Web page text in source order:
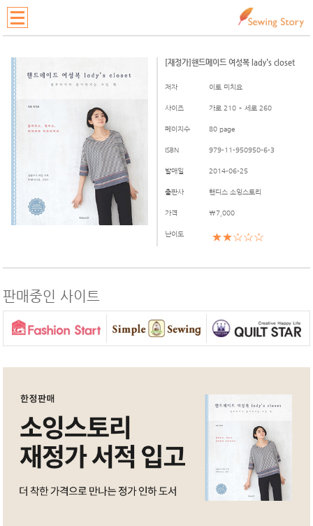
[재정가]핸드메이드 여성복 lady's closet
저자 이토 미치요
사이즈 가로 210 * 세로 260
페이지수 80 page
ISBN 979-11-950950-6-3
발매일 2014-06-25
출판사 핸디스 소잉스토리
가격 \7,000
난이도 ★★☆☆☆
판매중인 사이트